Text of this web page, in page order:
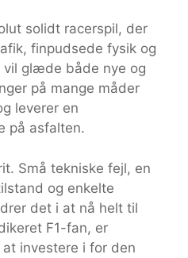
solidt racerspil, der
finpudsede fysik og
glæde både nye og
på mange måder
leverer en
på asfalten.
Små tekniske fejl, en
og enkelte
det i at nå helt til
F1-fan, er
investere i for den